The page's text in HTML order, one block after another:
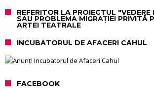
REFERITOR LA PROIECTUL "VEDERE
SAU PROBLEMA MIGRAȚIEI PRIVITĂ
ARTEI TEATRALE
INCUBATORUL DE AFACERI CAHUL
FACEBOOK